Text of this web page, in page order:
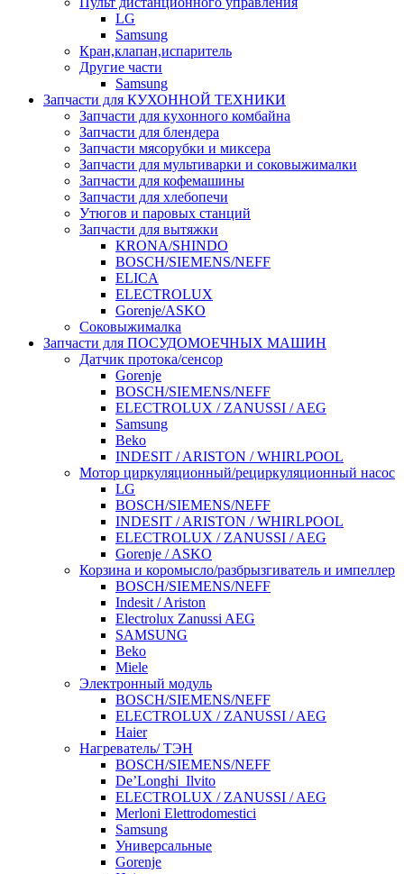
LG
Samsung
Кран,клапан,испаритель
Другие части
Samsung
Запчасти для КУХОННОЙ ТЕХНИКИ
Запчасти для кухонного комбайна
Запчасти для блендера
Запчасти мясорубки и миксера
Запчасти для мультиварки и соковыжималки
Запчасти для кофемашины
Запчасти для хлебопечи
Утюгов и паровых станций
Запчасти для вытяжки
KRONA/SHINDO
BOSCH/SIEMENS/NEFF
ELICA
ELECTROLUX
Gorenje/ASKO
Соковыжималка
Запчасти для ПОСУДОМОЕЧНЫХ МАШИН
Датчик протока/сенсор
Gorenje
BOSCH/SIEMENS/NEFF
ELECTROLUX / ZANUSSI / AEG
Samsung
Beko
INDESIT / ARISTON / WHIRLPOOL
Мотор циркуляционный/рециркуляционный насос
LG
BOSCH/SIEMENS/NEFF
INDESIT / ARISTON / WHIRLPOOL
ELECTROLUX / ZANUSSI / AEG
Gorenje / ASKO
Корзина и коромысло/разбрызгиватель и импеллер
BOSCH/SIEMENS/NEFF
Indesit / Ariston
Electrolux Zanussi AEG
SAMSUNG
Beko
Miele
Электронный модуль
BOSCH/SIEMENS/NEFF
ELECTROLUX / ZANUSSI / AEG
Haier
Нагреватель/ ТЭН
BOSCH/SIEMENS/NEFF
De’Longhi_Ilvito
ELECTROLUX / ZANUSSI / AEG
Merloni Elettrodomestici
Samsung
Универсальные
Gorenje